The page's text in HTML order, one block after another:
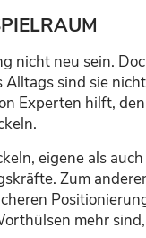
neu sein.
sind sie
Experten hilft,
eigene als
Zum
mehr